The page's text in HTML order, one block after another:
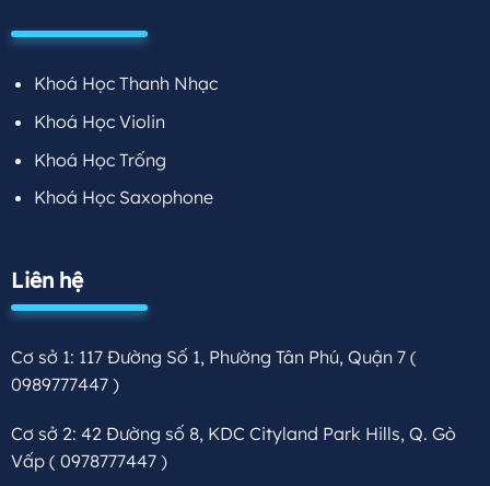
Khoá Học Thanh Nhạc
Khoá Học Violin
Khoá Học Trống
Khoá Học Saxophone
Liên hệ
Cơ sở 1: 117 Đường Số 1, Phường Tân Phú, Quận 7 (
0989777447 )
Cơ sở 2: 42 Đường số 8, KDC Cityland Park Hills, Q. Gò
Vấp( 0978777447 )